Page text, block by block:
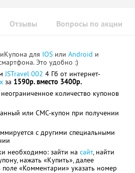
Отзывы Вопросы по акции
для IOS или Android и
Это удобно :)
JSTravel 002 4 Гб от интернет-
за 1590р. вместо 3400р.
количество купонов
или СМС-купон при получении
с другими специальными
необходимо: зайти на сайт, найти
нажать «Купить», далее
«Комментарии» указать номер